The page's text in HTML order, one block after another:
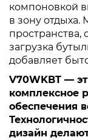
компоновкой
в зону отдыха.
пространства,
загрузка
добавляет
V70WKBT —
комплексное
обеспечения
дизайн